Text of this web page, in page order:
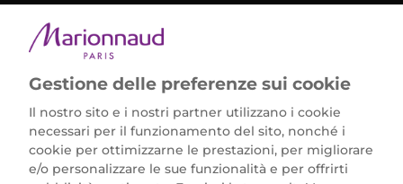
Gestione delle preferenze sui cookie
Il nostro sito e i nostri partner utilizzano i cookie
necessari per il funzionamento del sito, nonché i
cookie per ottimizzarne le prestazioni, per migliorare
e/o personalizzare le sue funzionalità e per offrirti